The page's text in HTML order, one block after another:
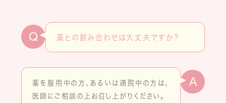
Q 薬との飲み合わせは大丈夫ですか？
A
薬を服用中の方、あるいは通院中の方は、
医師にご相談の上お召し上がりください。